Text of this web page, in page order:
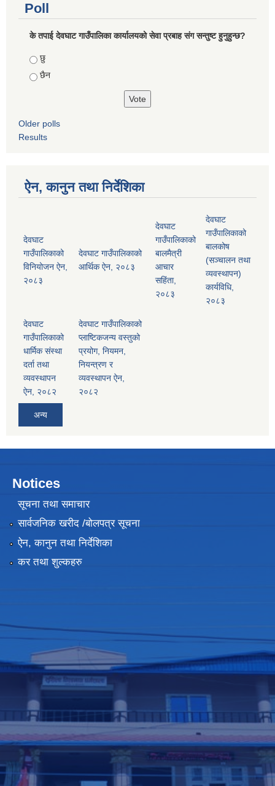
Poll
के तपाई देवघाट गाउँपालिका कार्यालयको सेवा प्रबाह संग सन्तुष्ट हुनुहुन्छ?
Choices
छु
छैन
Older polls
Results
ऐन, कानुन तथा निर्देशिका
देवघाट
गाउँपालिकाको
विनियोजन ऐन,
२०८३
देवघाट गाउँपालिकाको
आर्थिक ऐन, २०८३
देवघाट
गाउँपालिकाको
बालमैत्री
आचार
सहिंता,
२०८३
देवघाट
गाउँपालिकाको
बालकोष
(सञ्चालन तथा
व्यवस्थापन)
कार्यविधि,
२०८३
देवघाट
गाउँपालिकाको
धार्मिक संस्था
दर्ता तथा
व्यवस्थापन
ऐन, २०८२
देवघाट गाउँपालिकाको
प्लाष्टिकजन्य वस्तुको
प्रयोग, नियमन,
नियन्त्रण र
व्यवस्थापन ऐन,
२०८२
अन्य
Notices
सूचना तथा समाचार
सार्वजनिक खरीद /बोलपत्र सूचना
ऐन, कानुन तथा निर्देशिका
कर तथा शुल्कहरु